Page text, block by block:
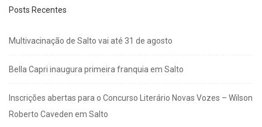
Posts Recentes
Multivacinação de Salto vai até 31 de agosto
Bella Capri inaugura primeira franquia em Salto
Inscrições abertas para o Concurso Literário Novas Vozes – Wilson
Roberto Caveden em Salto